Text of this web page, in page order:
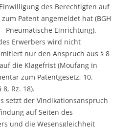
des Berechtigten auf
Patent angemeldet hat (BGH
– Pneumatische Einrichtung).
Erwerbers wird nicht
nur den Anspruch aus § 8
die Klagefrist (Moufang in
zum Patentgesetz, 10.
8, Rz. 18).
setzt der Vindikationsanspruch
auf Seiten des
und die Wesensgleichheit